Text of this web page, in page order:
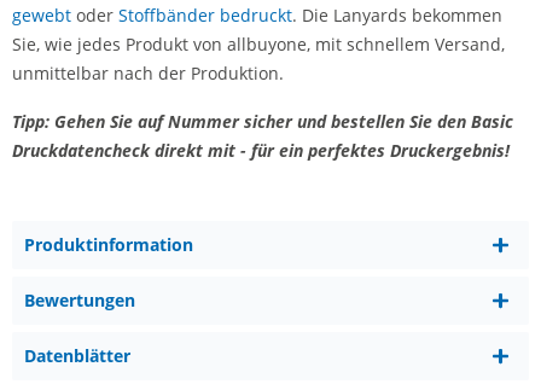
gewebt oder Stoffbänder bedruckt. Die Lanyards bekommen
Sie, wie jedes Produkt von allbuyone, mit schnellem Versand,
unmittelbar nach der Produktion.
Tipp: Gehen Sie auf Nummer sicher und bestellen Sie den Basic
Druckdatencheck direkt mit - für ein perfektes Druckergebnis!
Produktinformation
Bewertungen
Datenblätter